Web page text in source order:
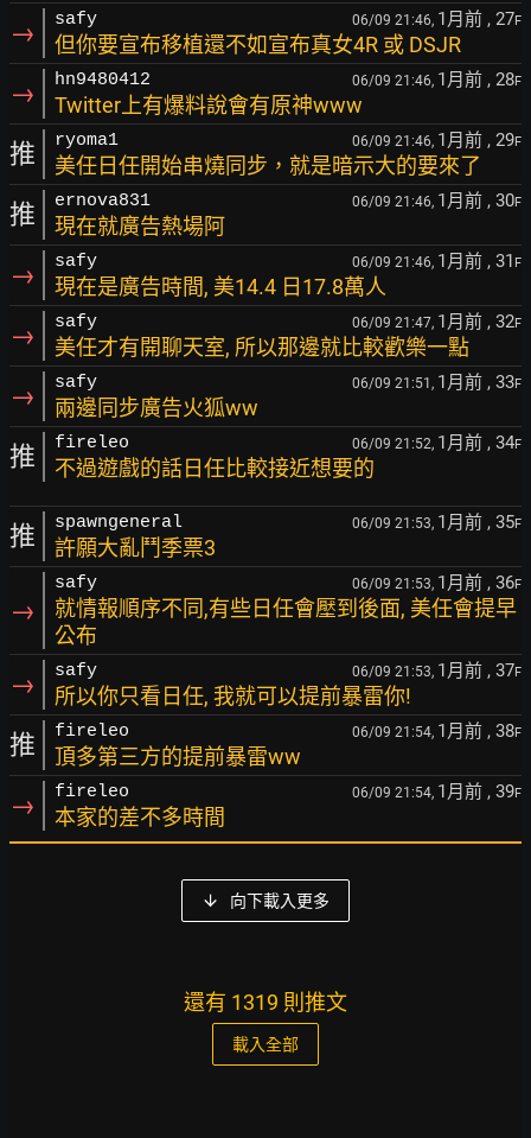
→ safy 06/09 21:46, 1月前 , 27F
但你要宣布移植還不如宣布真女4R 或 DSJR
→ hn9480412 06/09 21:46, 1月前 , 28F
Twitter上有爆料說會有原神www
推 ryoma1 06/09 21:46, 1月前 , 29F
美任日任開始串燒同步，就是暗示大的要來了
推 ernova831 06/09 21:46, 1月前 , 30F
現在就廣告熱場阿
→ safy 06/09 21:46, 1月前 , 31 F
現在是廣告時間, 美14.4 日17.8萬人
→ safy 06/09 21:47, 1月前 , 32F
美任才有開聊天室, 所以那邊就比較歡樂一點
→ safy 06/09 21:51, 1月前 , 33F
兩邊同步廣告火狐ww
推 fireleo 06/09 21:52, 1月前 , 34F
不過遊戲的話日任比較接近想要的
推 spawngeneral 06/09 21:53, 1月前 , 35F
許願大亂鬥季票3
→
safy 06/09 21:53, 1月前 , 36F
就情報順序不同,有些日任會壓到後面, 美任會提早
公布
→ safy 06/09 21:53, 1月前 , 37F
所以你只看日任, 我就可以提前暴雷你!
推 fireleo 06/09 21:54, 1月前 , 38F
頂多第三方的提前暴雷ww
→ fireleo 06/09 21:54, 1月前 , 39F
本家的差不多時間
向下載入更多
還有 1319 則推文
載入全部